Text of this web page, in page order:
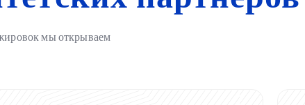
мы открываем